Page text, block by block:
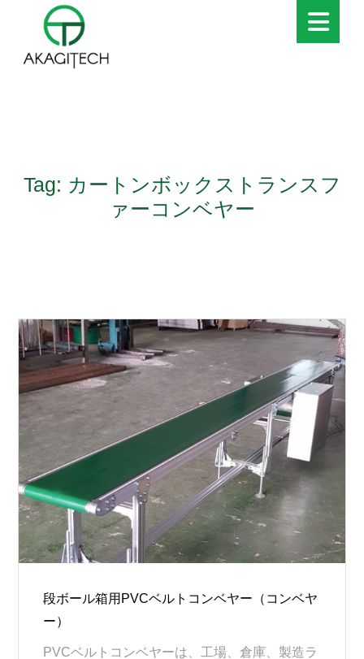
Tag: カートンボックストランスフ
ァーコンベヤー
段ボール箱用PVCベルトコンベヤー（コンベヤ
ー）
PVCベルトコンベヤーは、工場、倉庫、製造ラ